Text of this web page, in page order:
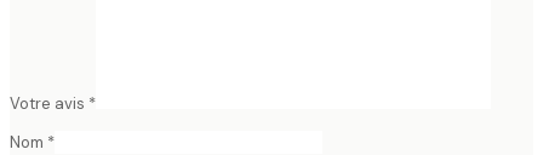
Votre avis *
Nom *